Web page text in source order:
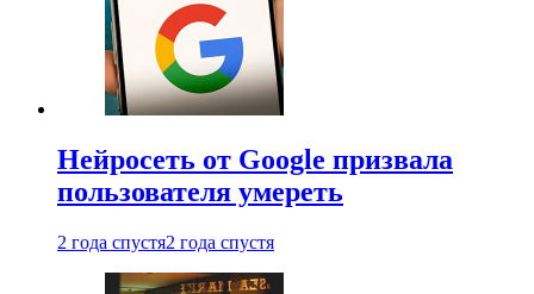
Нейросеть от Google призвала
пользователя умереть
2 года спустя2 года спустя